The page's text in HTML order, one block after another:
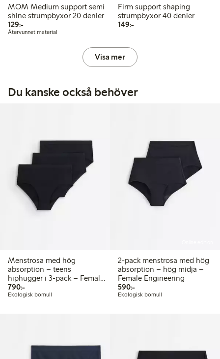
MOM Medium support semi
shine strumpbyxor 20 denier
129:-129,00 kr
Återvunnet material
Firm support shaping
strumpbyxor 40 denier
149:-149,00 kr
Visa mer
Du kanske också behöver
Menstrosa med hög
absorption – teens
hiphugger i 3-pack – Female
Engineering
790:-790,00 kr
Ekologisk bomull
2-pack menstrosa med hög
absorption – hög midja –
Female Engineering
590:-590,00 kr
Ekologisk bomull